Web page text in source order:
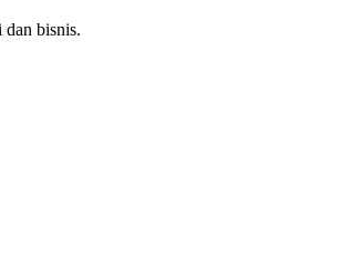
bisnis.